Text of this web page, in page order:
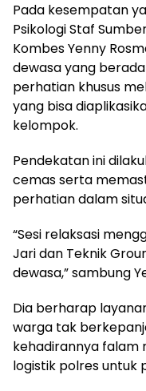
Pada kesempatan
Psikologi Staf
Kombes Yenny
dewasa yang
perhatian khusus
yang bisa
kelompok.
Pendekatan ini
cemas serta
perhatian dalam
“Sesi relaksasi
Jari dan Teknik
dewasa,” sambung
Dia berharap
warga tak
kehadirannya falam
logistik polres untuk